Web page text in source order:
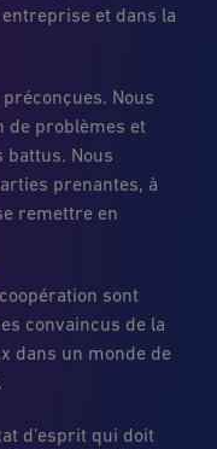
et dans la
Nous
de problèmes et
battus. Nous
prenantes, à
remettre en
sont
convaincus de la
dans un monde de
d’esprit qui doit